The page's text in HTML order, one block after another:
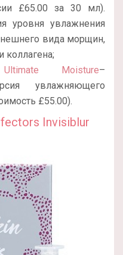
£65.00 за 30 мл).
уровня увлажнения
вида морщин,
коллагена;
Moisture–
увлажняющего
£55.00).
Invisiblur